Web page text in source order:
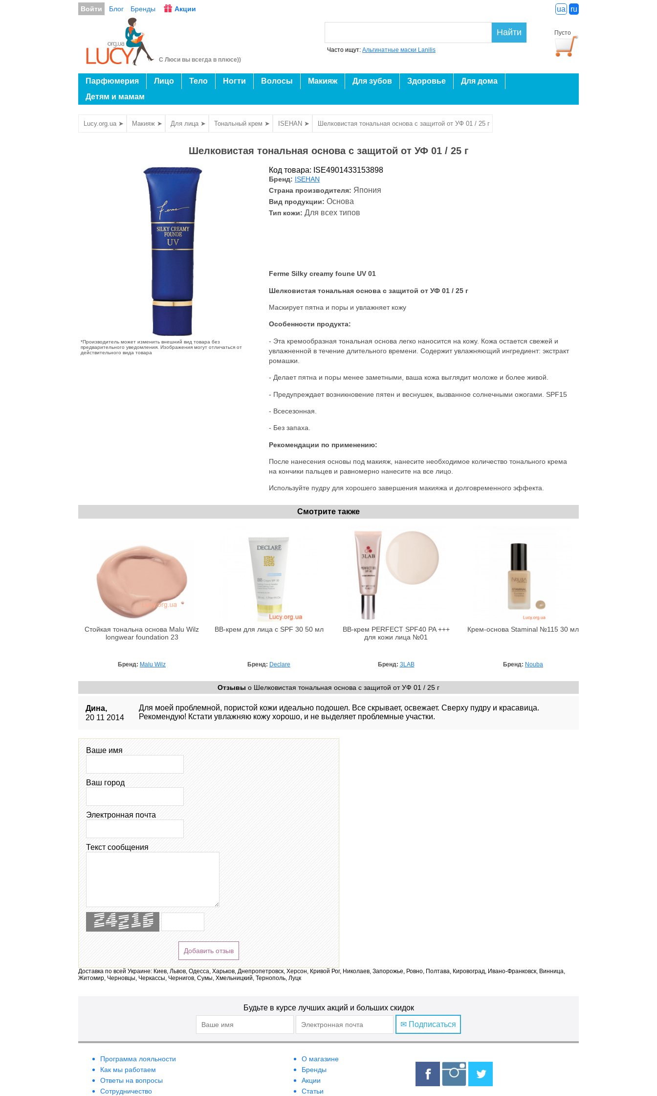
Войти Блог Бренды Акции ua ru
С Люси вы всегда в плюсе))
Пусто
Найти
Часто ищут: Альгинатные маски Lanilis
Парфюмерия Лицо Тело Ногти Волосы Макияж Для зубов Здоровье
Для дома
Детям и мамам
Lucy.org.ua ➤ Макияж ➤ Для лица ➤ Тональный крем ➤ ISEHAN ➤ Шелковистая тональная основа с защитой от УФ 01 / 25 г
Шелковистая тональная основа с защитой от УФ 01 / 25 г
*Производитель может изменить внешний вид товара без
предварительного уведомления. Изображения могут отличаться от
действительного вида товара
Код товара: ISE4901433153898
Бренд: ISEHAN
Страна производителя: Япония
Вид продукции: Основа
Тип кожи: Для всех типов
Ferme Silky creamy foune UV 01
Шелковистая тональная основа с защитой от УФ 01 / 25 г
Маскирует пятна и поры и увлажняет кожу
Особенности продукта:
- Эта кремообразная тональная основа легко наносится на кожу. Кожа остается свежей и
увлажненной в течение длительного времени. Содержит увлажняющий ингредиент: экстракт
ромашки.
- Делает пятна и поры менее заметными, ваша кожа выглядит моложе и более живой.
- Предупреждает возникновение пятен и веснушек, вызванное солнечными ожогами. SPF15
- Всесезонная.
- Без запаха.
Рекомендации по применению:
После нанесения основы под макияж, нанесите необходимое количество тонального крема
на кончики пальцев и равномерно нанесите на все лицо.
Используйте пудру для хорошего завершения макияжа и долговременного эффекта.
Смотрите также
Стойкая тональна основа Malu Wilz
longwear foundation 23
Бренд: Malu Wilz
ВВ-крем для лица с SPF 30 50 мл
Бренд: Declare
BB-крем PERFECT SPF40 PA +++
для кожи лица №01
Бренд: 3LAB
Крем-основа Staminal №115 30 мл
Бренд: Nouba
Отзывы о Шелковистая тональная основа с защитой от УФ 01 / 25 г
Дина,
20 11 2014
Для моей проблемной, пористой кожи идеально подошел. Все скрывает, освежает. Сверху пудру и красавица.
Рекомендую! Кстати увлажняю кожу хорошо, и не выделяет проблемные участки.
Ваше имя
Ваш город
Электронная почта
Текст сообщения
Добавить отзыв
Доставка по всей Украине: Киев, Львов, Одесса, Харьков, Днепропетровск, Херсон, Кривой Рог, Николаев, Запорожье, Ровно, Полтава, Кировоград, Ивано-Франковск, Винница,
Житомир, Черновцы, Черкассы, Чернигов, Сумы, Хмельницкий, Тернополь, Луцк
Будьте в курсе лучших акций и больших скидок
✉ Подписаться
Программа лояльности
Как мы работаем
Ответы на вопросы
Сотрудничество
О магазине
Бренды
Акции
Статьи